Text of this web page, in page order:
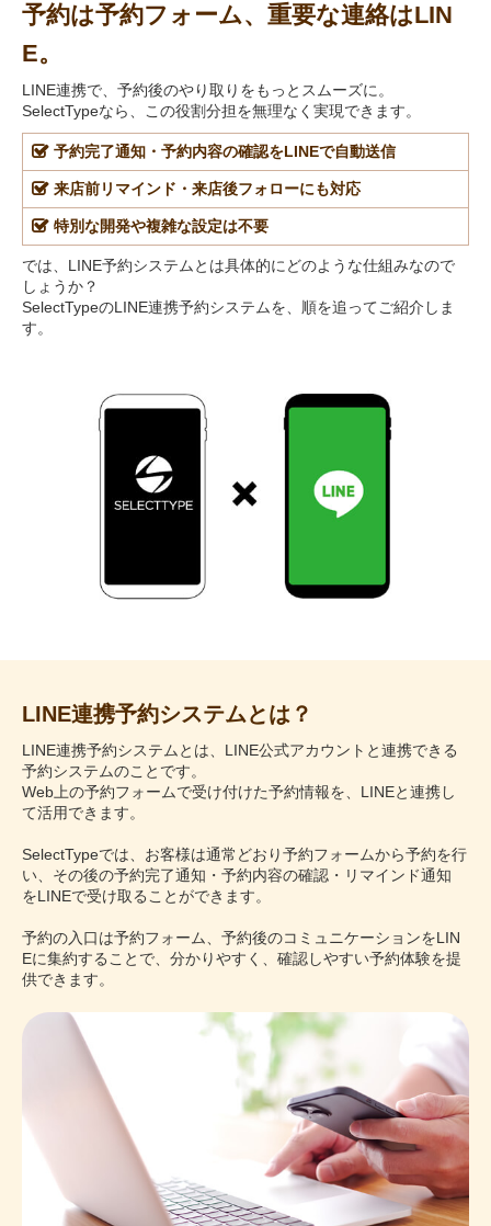
予約は予約フォーム、重要な連絡はLIN
E。
LINE連携で、予約後のやり取りをもっとスムーズに。
SelectTypeなら、この役割分担を無理なく実現できます。
予約完了通知・予約内容の確認をLINEで自動送信
来店前リマインド・来店後フォローにも対応
特別な開発や複雑な設定は不要
では、LINE予約システムとは具体的にどのような仕組みなので
しょうか？
SelectTypeのLINE連携予約システムを、順を追ってご紹介しま
す。
LINE連携予約システムとは？
LINE連携予約システムとは、LINE公式アカウントと連携できる
予約システムのことです。
Web上の予約フォームで受け付けた予約情報を、LINEと連携し
て活用できます。
SelectTypeでは、お客様は通常どおり予約フォームから予約を行
い、その後の予約完了通知・予約内容の確認・リマインド通知
をLINEで受け取ることができます。
予約の入口は予約フォーム、予約後のコミュニケーションをLIN
Eに集約することで、分かりやすく、確認しやすい予約体験を提
供できます。